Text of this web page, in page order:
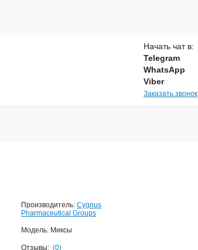
Начать чат в:
Telegram
WhatsApp
Viber
Заказать звонок
Производитель: Cygnus
Pharmaceutical Groups
Модель: Миксы
Отзывы: (0)